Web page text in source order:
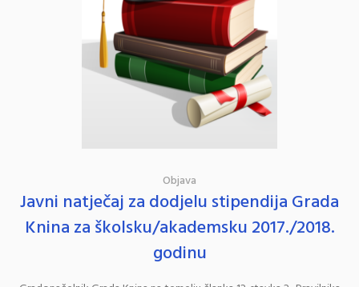
Objava
Javni natječaj za dodjelu stipendija Grada
Knina za školsku/akademsku 2017./2018.
godinu